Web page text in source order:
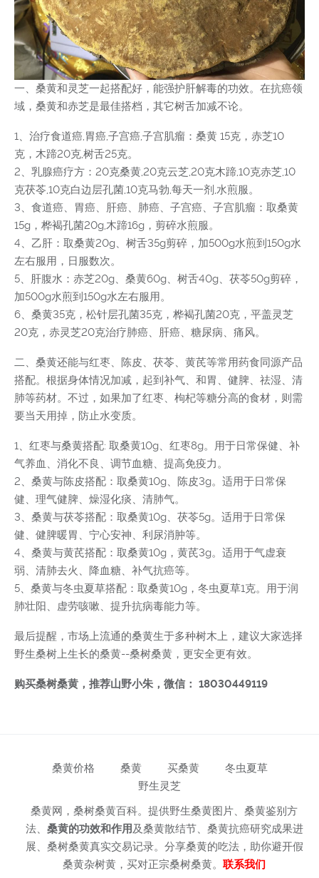
一、桑黄和灵芝一起搭配好，能强护肝解毒的功效。在抗癌领
域，桑黄和赤芝是最佳搭档，其它树舌加减不论。
1、治疗食道癌,胃癌,子宫癌,子宫肌瘤：桑黄 15克，赤芝10
克，木蹄20克,树舌25克。
2、乳腺癌疗方：20克桑黄,20克云芝,20克木蹄,10克赤芝,10
克茯苓,10克白边层孔菌,10克马勃,每天一剂,水煎服。
3、食道癌、胃癌、肝癌、肺癌、子宫癌、子宫肌瘤：取桑黄
15g，桦褐孔菌20g,木蹄16g，剪碎水煎服。
4、乙肝：取桑黄20g、树舌35g剪碎，加500g水煎到150g水
左右服用，日服数次。
5、肝腹水：赤芝20g、桑黄60g、树舌40g、茯苓50g剪碎，
加500g水煎到150g水左右服用。
6、桑黄35克，松针层孔菌35克，桦褐孔菌20克，平盖灵芝
20克，赤灵芝20克治疗肺癌、肝癌、糖尿病、痛风。
二、桑黄还能与红枣、陈皮、茯苓、黄芪等常用药食同源产品
搭配。根据身体情况加减，起到补气、和胃、健脾、祛湿、清
肺等药材。不过，如果加了红枣、枸杞等糖分高的食材，则需
要当天用掉，防止水变质。
1、红枣与桑黄搭配: 取桑黄10g、红枣8g。用于日常保健、补
气养血、消化不良、调节血糖、提高免疫力。
2、桑黄与陈皮搭配：取桑黄10g、陈皮3g。适用于日常保
健、理气健脾、燥湿化痰、清肺气。
3、桑黄与茯苓搭配：取桑黄10g、茯苓5g。适用于日常保
健、健脾暖胃、宁心安神、利尿消肿等。
4、桑黄与黄芪搭配：取桑黄10g，黄芪3g。适用于气虚衰
弱、清肺去火、降血糖、补气抗癌等。
5、桑黄与冬虫夏草搭配：取桑黄10g，冬虫夏草1克。用于润
肺壮阳、虚劳咳嗽、提升抗病毒能力等。
最后提醒，市场上流通的桑黄生于多种树木上，建议大家选择
野生桑树上生长的桑黄--桑树桑黄，更安全更有效。
购买桑树桑黄，推荐山野小朱，微信： 18030449119
桑黄价格 桑黄 买桑黄
冬虫夏草
野生灵芝
桑黄网，桑树桑黄百科。提供野生桑黄图片、桑黄鉴别方
法、 桑黄的功效和作用及桑黄散结节、桑黄抗癌研究成果进
展、桑树桑黄真实交易记录。分享桑黄的吃法，助你避开假
桑黄杂树黄，买对正宗桑树桑黄。 联系我们